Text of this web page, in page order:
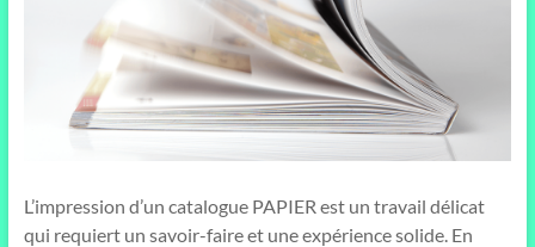
L’impression d’un catalogue PAPIER est un travail délicat
qui requiert un savoir-faire et une expérience solide. En